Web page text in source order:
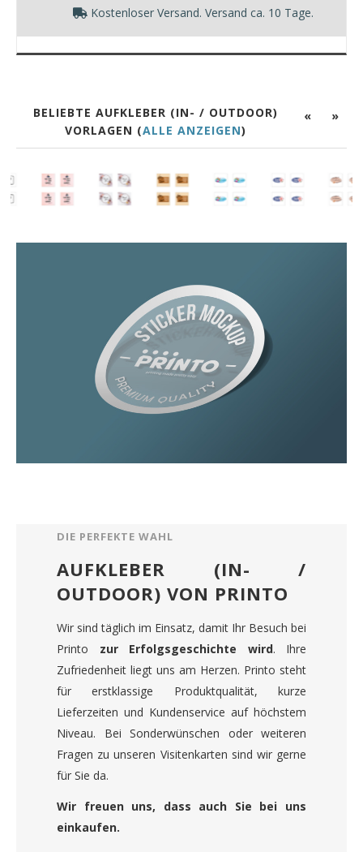
Kostenloser Versand. Versand ca. 10 Tage.
« »
BELIEBTE AUFKLEBER (IN- / OUTDOOR)
VORLAGEN (ALLE ANZEIGEN)
DIE PERFEKTE WAHL
AUFKLEBER (IN- /
OUTDOOR) VON PRINTO
Wir sind täglich im Einsatz, damit Ihr Besuch bei
Printo zur Erfolgsgeschichte wird. Ihre
Zufriedenheit liegt uns am Herzen. Printo steht
für erstklassige Produktqualität, kurze
Lieferzeiten und Kundenservice auf höchstem
Niveau. Bei Sonderwünschen oder weiteren
Fragen zu unseren Visitenkarten sind wir gerne
für Sie da.
Wir freuen uns, dass auch Sie bei uns
einkaufen.